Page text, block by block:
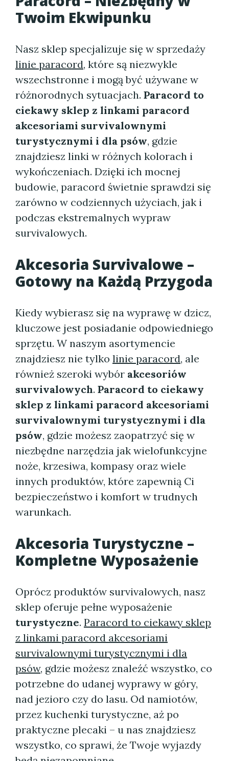
Twoim Ekwipunku
Nasz sklep specjalizuje się w sprzedaży
linie paracord, które są niezwykle
wszechstronne i mogą być używane w
różnorodnych sytuacjach. Paracord to
ciekawy sklep z linkami paracord
akcesoriami survivalownymi
turystycznymi i dla psów, gdzie
znajdziesz linki w różnych kolorach i
wykończeniach. Dzięki ich mocnej
budowie, paracord świetnie sprawdzi się
zarówno w codziennych użyciach, jak i
podczas ekstremalnych wypraw
survivalowych.
Akcesoria Survivalowe –
Gotowy na Każdą Przygoda
Kiedy wybierasz się na wyprawę w dzicz,
kluczowe jest posiadanie odpowiedniego
sprzętu. W naszym asortymencie
znajdziesz nie tylko linie paracord, ale
również szeroki wybór akcesoriów
survivalowych. Paracord to ciekawy
sklep z linkami paracord akcesoriami
survivalownymi turystycznymi i dla
psów, gdzie możesz zaopatrzyć się w
niezbędne narzędzia jak wielofunkcyjne
noże, krzesiwa, kompasy oraz wiele
innych produktów, które zapewnią Ci
bezpieczeństwo i komfort w trudnych
warunkach.
Akcesoria Turystyczne –
Kompletne Wyposażenie
Oprócz produktów survivalowych, nasz
sklep oferuje pełne wyposażenie
turystyczne. Paracord to ciekawy sklep
z linkami paracord akcesoriami
survivalownymi turystycznymi i dla
psów, gdzie możesz znaleźć wszystko, co
potrzebne do udanej wyprawy w góry,
nad jezioro czy do lasu. Od namiotów,
przez kuchenki turystyczne, aż po
praktyczne plecaki – u nas znajdziesz
wszystko, co sprawi, że Twoje wyjazdy